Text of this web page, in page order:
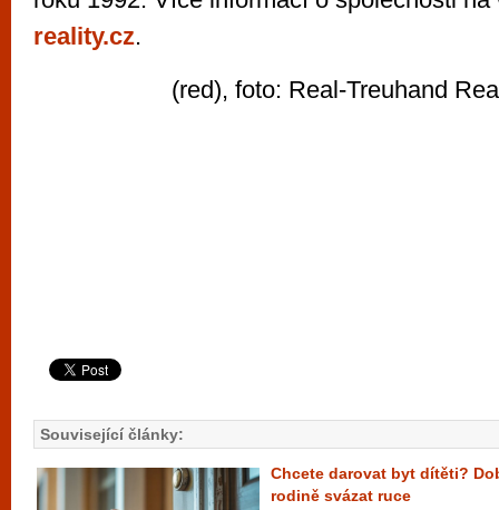
reality.cz.
(red), foto: Real-Treuhand
Související články:
Chcete darovat byt dítěti?
rodině svázat ruce